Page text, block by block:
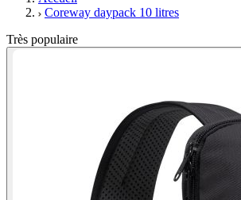
Coreway daypack 10 litres
Très populaire